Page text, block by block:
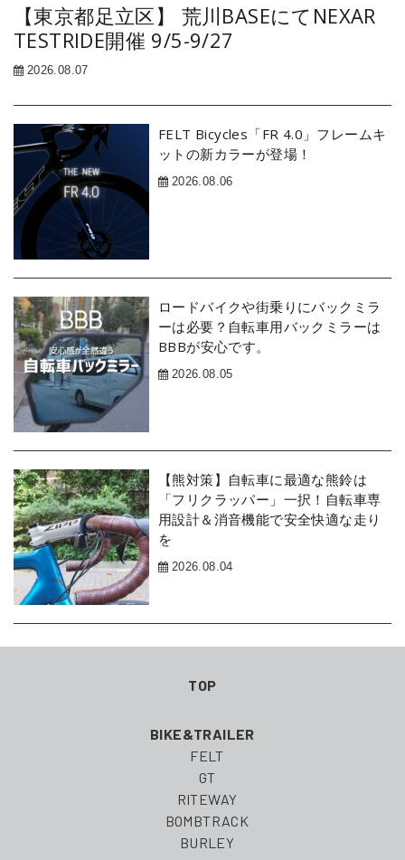
【東京都足立区】 荒川BASEにてNEXAR
TESTRIDE開催 9/5-9/27
2026.08.07
FELT Bicycles「FR 4.0」フレームキ
ットの新カラーが登場！
2026.08.06
ロードバイクや街乗りにバックミラ
ーは必要？自転車用バックミラーは
BBBが安心です。
2026.08.05
【熊対策】自転車に最適な熊鈴は
「フリクラッパー」一択！自転車専
用設計＆消音機能で安全快適な走り
を
2026.08.04
TOP
BIKE&TRAILER
FELT
GT
RITEWAY
BOMBTRACK
BURLEY